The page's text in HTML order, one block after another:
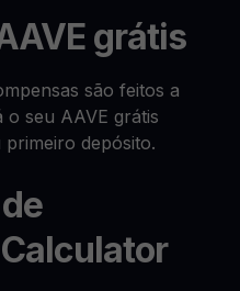
grátis
são feitos a
o seu AAVE grátis
depósito.